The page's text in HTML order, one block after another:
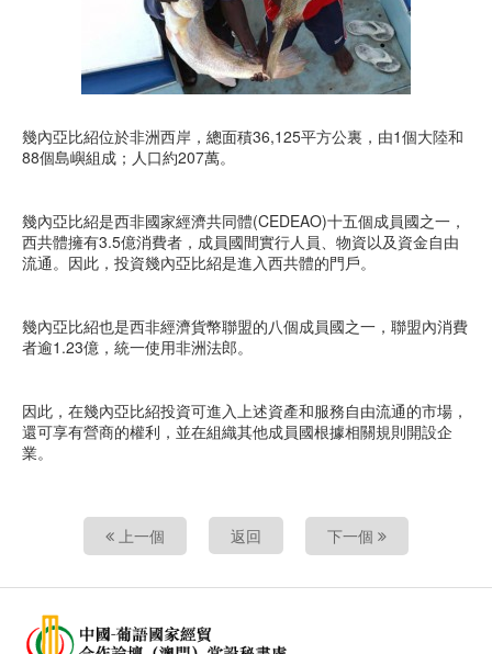
幾內亞比紹位於非洲西岸，總面積36,125平方公裏，由1個大陸和
88個島嶼組成；人口約207萬。
幾內亞比紹是西非國家經濟共同體(CEDEAO)十五個成員國之一，
西共體擁有3.5億消費者，成員國間實行人員、物資以及資金自由
流通。因此，投資幾內亞比紹是進入西共體的門戶。
幾內亞比紹也是西非經濟貨幣聯盟的八個成員國之一，聯盟內消費
者逾1.23億，統一使用非洲法郎。
因此，在幾內亞比紹投資可進入上述資產和服務自由流通的市場，
還可享有營商的權利，並在組織其他成員國根據相關規則開設企
業。
上一個 返回 下一個